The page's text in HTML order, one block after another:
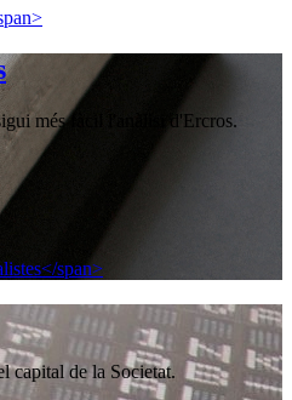
més fàcil l'anàlisi d'Ercros.
span>
capital de la Societat.